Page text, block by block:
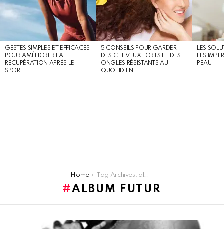
GESTES SIMPLES ET EFFICACES
POUR AMÉLIORER LA
RÉCUPÉRATION APRÈS LE
SPORT
5 CONSEILS POUR GARDER
DES CHEVEUX FORTS ET DES
ONGLES RÉSISTANTS AU
QUOTIDIEN
LES
LES
PEAU
Home Tag Archives: album futur
ALBUM FUTUR